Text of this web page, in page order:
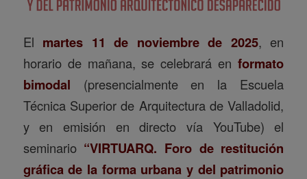
El martes 11 de noviembre de 2025, en
horario de mañana, se celebrará enformato
bimodal (presencialmente en la Escuela
Técnica Superior de Arquitectura de Valladolid,
y en emisión en directo vía YouTube) el
seminario “VIRTUARQ. Foro de restitución
gráfica de la forma urbana y del patrimonio